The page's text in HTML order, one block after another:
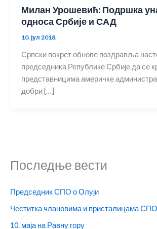
Милан Урошевић: Подршка
односа Србије и САД
10. јул 2018.
Српски покрет обнове поздравља
председника Републике Србије да се
представницима америчке
добри […]
Последње вести
Председник СПО о Олуји
Честитка члановима и присталицама СПО
10. маја на Равну гору